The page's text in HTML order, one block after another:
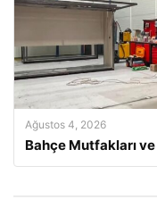
Ağustos 4, 2026
Bahçe Mutfakları